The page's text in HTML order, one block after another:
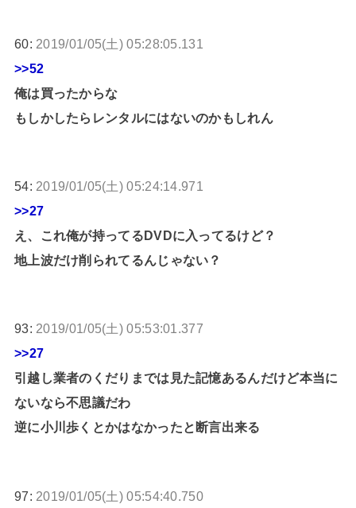
60: 2019/01/05(土) 05:28:05.131
>>52
俺は買ったからな
もしかしたらレンタルにはないのかもしれん
54: 2019/01/05(土) 05:24:14.971
>>27
え、これ俺が持ってるDVDに入ってるけど？
地上波だけ削られてるんじゃない？
93: 2019/01/05(土) 05:53:01.377
>>27
引越し業者のくだりまでは見た記憶あるんだけど本当に
ないなら不思議だわ
逆に小川歩くとかはなかったと断言出来る
97: 2019/01/05(土) 05:54:40.750